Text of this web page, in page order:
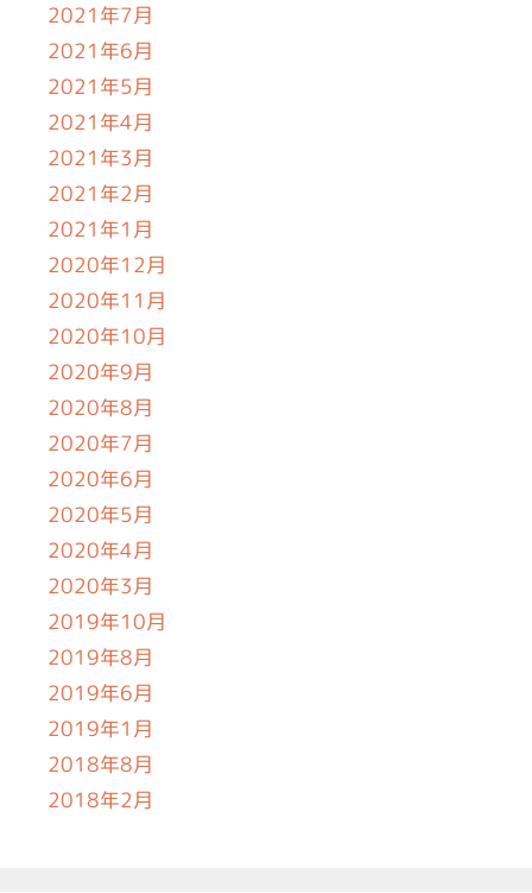
2021年7月
2021年6月
2021年5月
2021年4月
2021年3月
2021年2月
2021年1月
2020年12月
2020年11月
2020年10月
2020年9月
2020年8月
2020年7月
2020年6月
2020年5月
2020年4月
2020年3月
2019年10月
2019年8月
2019年6月
2019年1月
2018年8月
2018年2月